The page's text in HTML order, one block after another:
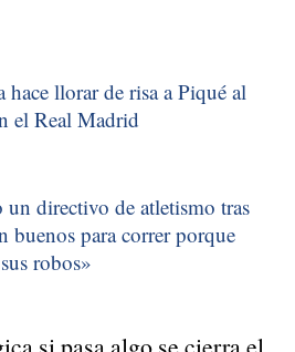
llorar de risa a Piqué al
el Real Madrid
un directivo de atletismo tras
buenos para correr porque
robos»